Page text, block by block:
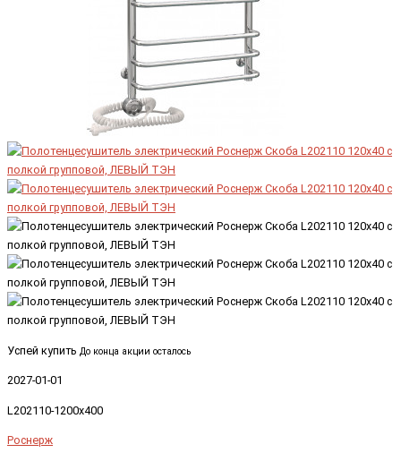
Успей купить До конца акции осталось
2027-01-01
L202110-1200x400
Роснерж